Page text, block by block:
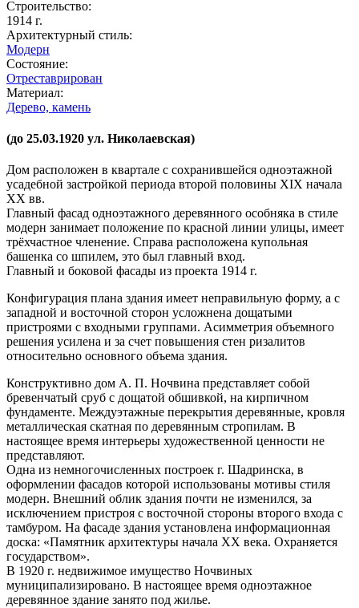
Строительство:
1914 г.
Архитектурный стиль:
Модерн
Состояние:
Отреставрирован
Материал:
Дерево, камень
(до 25.03.1920 ул. Николаевская)
Дом расположен в квартале с сохранившейся одноэтажной
усадебной застройкой периода второй половины XIX начала
XX вв.
Главный фасад одноэтажного деревянного особняка в стиле
модерн занимает положение по красной линии улицы, имеет
трёхчастное членение. Справа расположена купольная
башенка со шпилем, это был главный вход.
Главный и боковой фасады из проекта 1914 г.
Конфигурация плана здания имеет неправильную форму, а с
западной и восточной сторон усложнена дощатыми
пристроями с входными группами. Асимметрия объемного
решения усилена и за счет повышения стен ризалитов
относительно основного объема здания.
Конструктивно дом А. П. Ночвина представляет собой
бревенчатый сруб с дощатой обшивкой, на кирпичном
фундаменте. Междуэтажные перекрытия деревянные, кровля
металлическая скатная по деревянным стропилам. В
настоящее время интерьеры художественной ценности не
представляют.
Одна из немногочисленных построек г. Шадринска, в
оформлении фасадов которой использованы мотивы стиля
модерн. Внешний облик здания почти не изменился, за
исключением пристроя с восточной стороны второго входа с
тамбуром. На фасаде здания установлена информационная
доска: «Памятник архитектуры начала XX века. Охраняется
государством».
В 1920 г. недвижимое имущество Ночвиных
муниципализировано. В настоящее время одноэтажное
деревянное здание занято под жилье.